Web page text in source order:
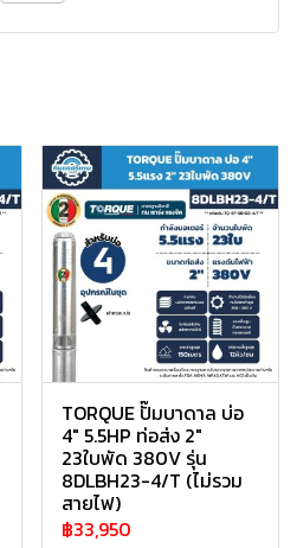
TORQUE ปั๊มบาดาล บ่อ
4" 5.5HP ท่อส่ง 2"
23ใบพัด 380V รุ่น
8DLBH23-4/T (ไม่รวม
สายไฟ)
฿33,950